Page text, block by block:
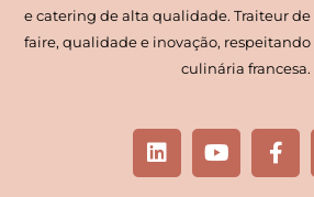
e catering de alta qualidade. Traiteur
faire, qualidade e inovação, respeitando
culinária francesa.
L
i
n
Y
o
u
F
a
c